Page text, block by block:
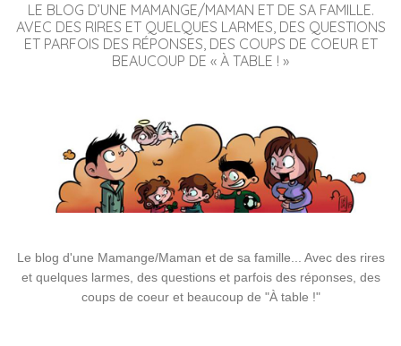
LE BLOG D’UNE MAMANGE/MAMAN ET DE SA FAMILLE.
AVEC DES RIRES ET QUELQUES LARMES, DES QUESTIONS
ET PARFOIS DES RÉPONSES, DES COUPS DE COEUR ET
BEAUCOUP DE « À TABLE ! »
Le blog d'une Mamange/Maman et de sa famille... Avec des rires
et quelques larmes, des questions et parfois des réponses, des
coups de coeur et beaucoup de "À table !"